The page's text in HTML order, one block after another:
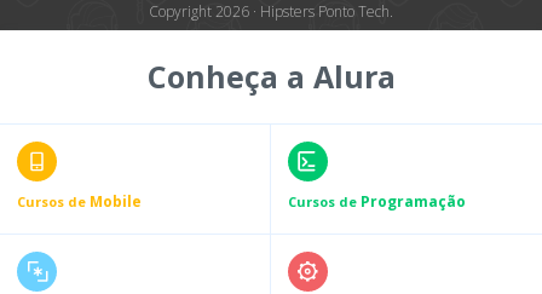
Copyright 2026 · Hipsters Ponto Tech.
Conheça a Alura
Cursos de Mobile Cursos de Programação